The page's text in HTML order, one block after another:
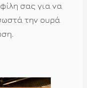
σας για να
την ουρά